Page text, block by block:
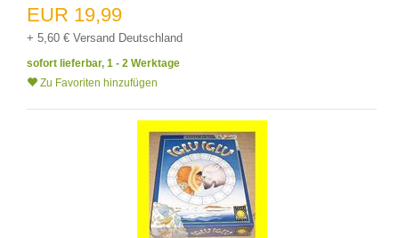
EUR 19,99
+ 5,60 € Versand Deutschland
sofort lieferbar, 1 - 2 Werktage
Zu Favoriten hinzufügen